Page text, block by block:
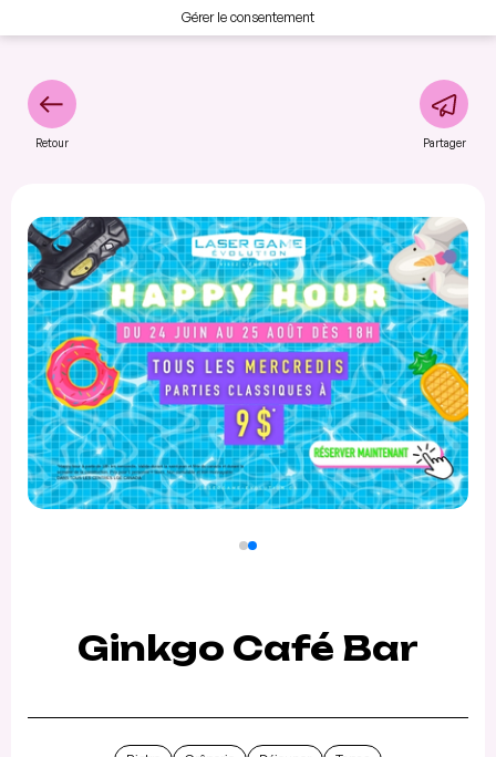
Gérer le consentement
Retour Partager
Ginkgo Café Bar